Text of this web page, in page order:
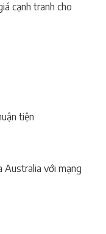
cạnh tranh cho
tiện
Australia với mạng